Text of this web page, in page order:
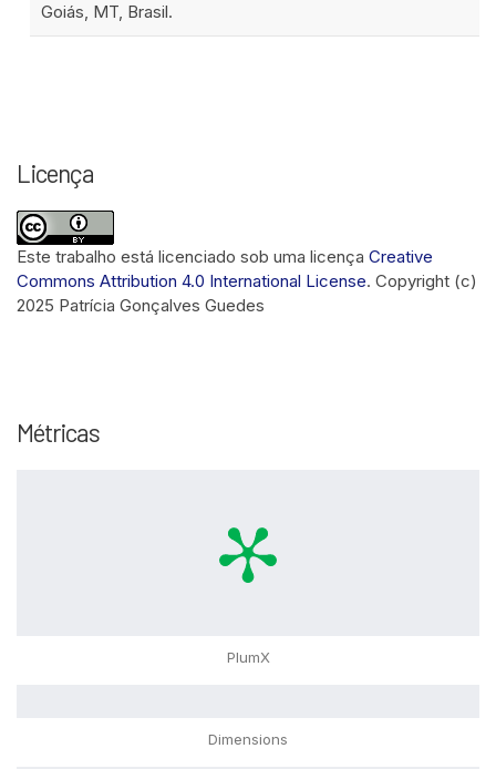
Goiás, MT, Brasil.
Licença
Este trabalho está licenciado sob uma licença Creative
Commons Attribution 4.0 International License. Copyright (c)
2025 Patrícia Gonçalves Guedes
Métricas
PlumX
Dimensions